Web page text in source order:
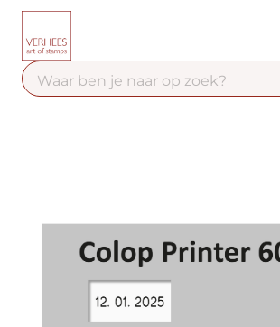
Contact